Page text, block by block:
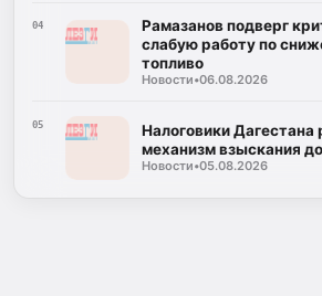
04
Рамазанов подверг
слабую работу по
топливо
Новости•06.08.2026
05
Налоговики Дагестана
механизм взыскания
Новости•05.08.2026